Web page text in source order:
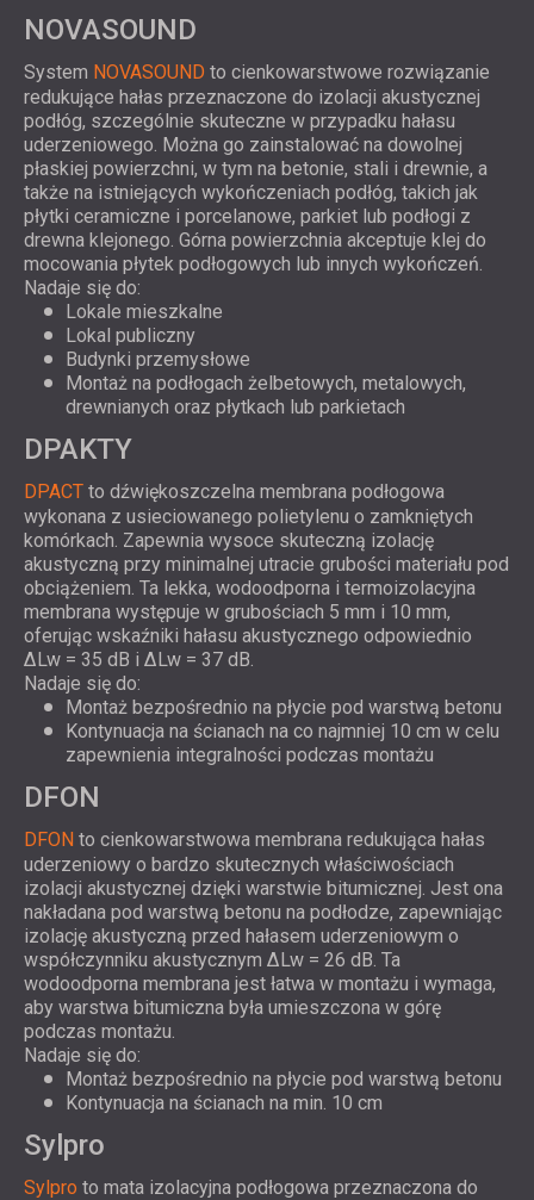
NOVASOUND
System NOVASOUND to cienkowarstwowe rozwiązanie
redukujące hałas przeznaczone do izolacji akustycznej
podłóg, szczególnie skuteczne w przypadku hałasu
uderzeniowego. Można go zainstalować na dowolnej
płaskiej powierzchni, w tym na betonie, stali i drewnie, a
także na istniejących wykończeniach podłóg, takich jak
płytki ceramiczne i porcelanowe, parkiet lub podłogi z
drewna klejonego. Górna powierzchnia akceptuje klej do
mocowania płytek podłogowych lub innych wykończeń.
Nadaje się do:
Lokale mieszkalne
Lokal publiczny
Budynki przemysłowe
Montaż na podłogach żelbetowych, metalowych,
drewnianych oraz płytkach lub parkietach
DPAKTY
DPACT to dźwiękoszczelna membrana podłogowa
wykonana z usieciowanego polietylenu o zamkniętych
komórkach. Zapewnia wysoce skuteczną izolację
akustyczną przy minimalnej utracie grubości materiału pod
obciążeniem. Ta lekka, wodoodporna i termoizolacyjna
membrana występuje w grubościach 5 mm i 10 mm,
oferując wskaźniki hałasu akustycznego odpowiednio
ΔLw = 35 dB i ΔLw = 37 dB.
Nadaje się do:
Montaż bezpośrednio na płycie pod warstwą betonu
Kontynuacja na ścianach na co najmniej 10 cm w celu
zapewnienia integralności podczas montażu
DFON
DFON to cienkowarstwowa membrana redukująca hałas
uderzeniowy o bardzo skutecznych właściwościach
izolacji akustycznej dzięki warstwie bitumicznej. Jest ona
nakładana pod warstwą betonu na podłodze, zapewniając
izolację akustyczną przed hałasem uderzeniowym o
współczynniku akustycznym ΔLw = 26 dB. Ta
wodoodporna membrana jest łatwa w montażu i wymaga,
aby warstwa bitumiczna była umieszczona w górę
podczas montażu.
Nadaje się do:
Montaż bezpośrednio na płycie pod warstwą betonu
Kontynuacja na ścianach na min. 10 cm
Sylpro
Sylpro to mata izolacyjna podłogowa przeznaczona do